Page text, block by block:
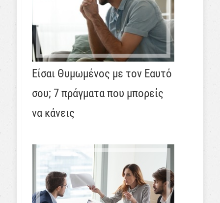
Είσαι Θυμωμένος με τον Εαυτό
σου; 7 πράγματα που μπορείς
να κάνεις